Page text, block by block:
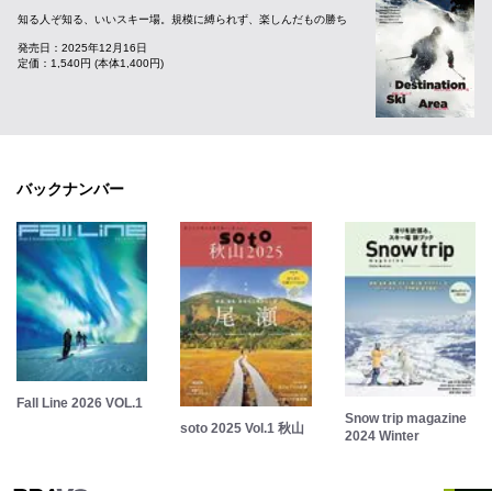
知る人ぞ知る、いいスキー場。規模に縛られず、楽しんだもの勝ち
発売日：2025年12月16日
定価：1,540円 (本体1,400円)
バックナンバー
Fall Line 2026 VOL.1
soto 2025 Vol.1 秋山
Snow trip magazine
2024 Winter